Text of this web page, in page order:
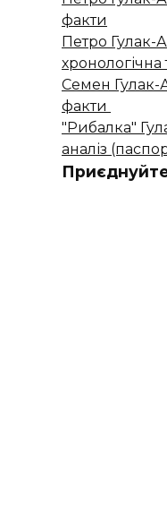
факти
Петро Гулак-
хронологічна
Семен Гулак-
факти
"Рибалка"
аналіз